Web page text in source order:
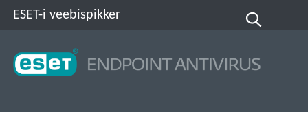
ESET-i veebispikker